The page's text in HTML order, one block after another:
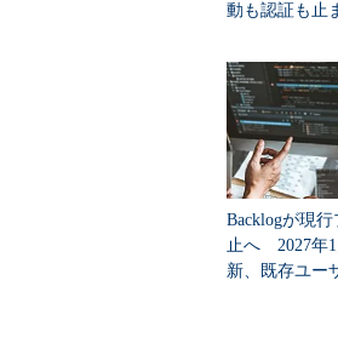
« 前の回へ
Windows XP
XP→Win7移
動も認証も止
Backlogが現
止へ 2027年1
新、既存ユー